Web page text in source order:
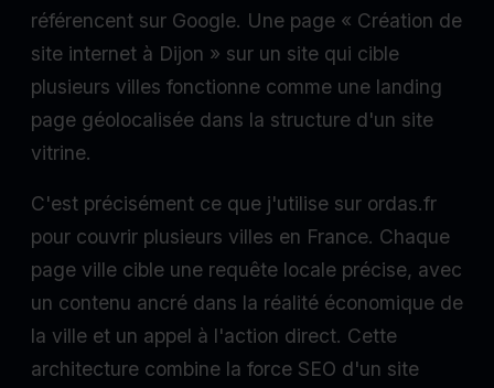
référencent sur Google. Une page « Création de
site internet à Dijon » sur un site qui cible
plusieurs villes fonctionne comme une landing
page géolocalisée dans la structure d'un site
vitrine.
C'est précisément ce que j'utilise sur ordas.fr
pour couvrir plusieurs villes en France. Chaque
page ville cible une requête locale précise, avec
un contenu ancré dans la réalité économique de
la ville et un appel à l'action direct. Cette
architecture combine la force SEO d'un site